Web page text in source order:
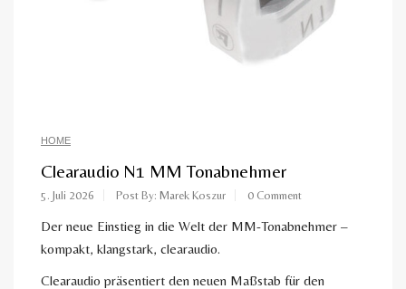
HOME
Clearaudio N1 MM Tonabnehmer
5. Juli 2026 Post By: Marek Koszur 0 Comment
Der neue Einstieg in die Welt der MM-Tonabnehmer –
kompakt, klangstark, clearaudio.
Clearaudio präsentiert den neuen Maßstab für den